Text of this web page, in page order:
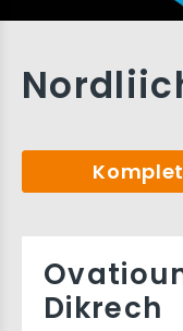
Dikrech